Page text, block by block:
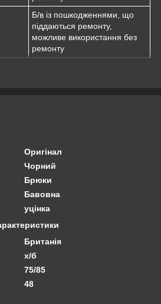
Б/в із пошкодженнями, що
піддаються ремонту,
можливе використання без
ремонту
Оригінал
Чорний
Брюки
Бавовна
уцінка
Британія
х/б
75/85
48